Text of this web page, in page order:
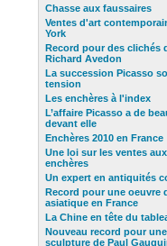
Chasse aux faussaires
Ventes d'art
York
Record pour des clichés
Richard Avedon
La succession Picasso
tension
Les enchères à l'index
L’affaire Picasso a de
devant elle
Enchères 2010 en France
Une loi sur les ventes aux
enchères
Un expert en antiquités
Record pour une oeuvre
asiatique en France
La Chine en tête du
Nouveau record pour une
sculpture de Paul